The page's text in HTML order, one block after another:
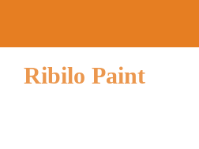
Ribilo Paint